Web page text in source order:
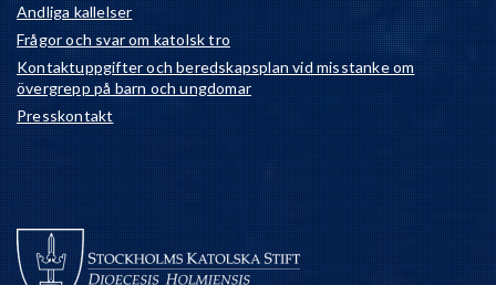
Andliga kallelser
Frågor och svar om katolsk tro
Kontaktuppgifter och beredskapsplan vid misstanke om
övergrepp på barn och ungdomar
Presskontakt